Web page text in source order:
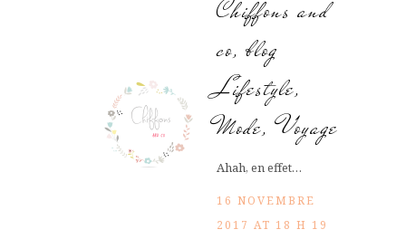
Chiffons and
co, blog
Lifestyle,
Mode, Voyage
Ahah, en effet…
16 NOVEMBRE
2017 AT 18 H 19